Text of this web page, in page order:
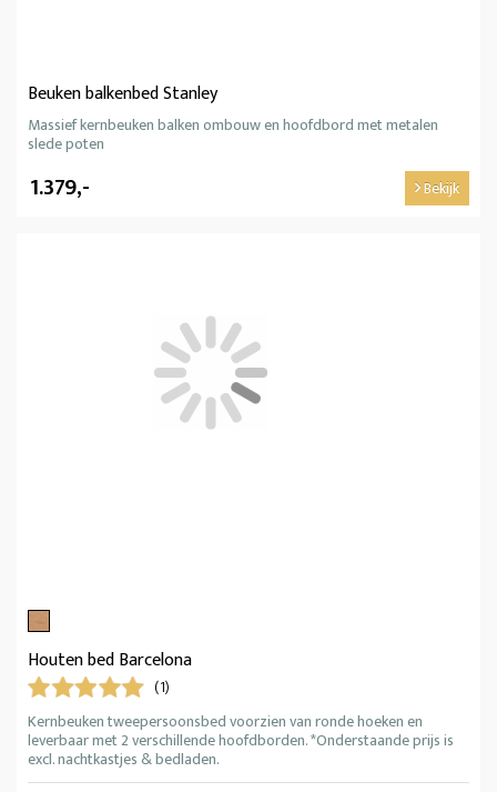
Beuken balkenbed Stanley
Massief kernbeuken balken ombouw en hoofdbord met metalen
slede poten
1.379,- Bekijk
Houten bed Barcelona
(1)
Kernbeuken tweepersoonsbed voorzien van ronde hoeken en
leverbaar met 2 verschillende hoofdborden. *Onderstaande prijs is
excl. nachtkastjes & bedladen.